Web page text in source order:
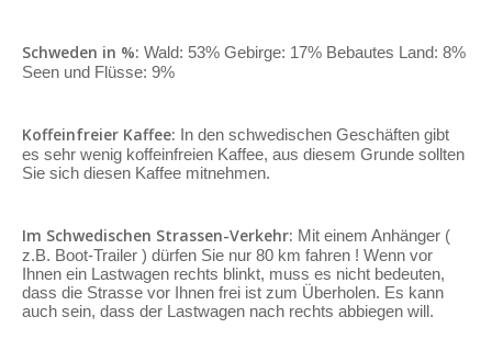
Schweden in %: Wald: 53% Gebirge: 17% Bebautes Land: 8%
Seen und Flüsse: 9%
Koffeinfreier Kaffee: In den schwedischen Geschäften gibt
es sehr wenig koffeinfreien Kaffee, aus diesem Grunde sollten
Sie sich diesen Kaffee mitnehmen.
Im Schwedischen Strassen-Verkehr: Mit einem Anhänger (
z.B. Boot-Trailer ) dürfen Sie nur 80 km fahren ! Wenn vor
Ihnen ein Lastwagen rechts blinkt, muss es nicht bedeuten,
dass die Strasse vor Ihnen frei ist zum Überholen. Es kann
auch sein, dass der Lastwagen nach rechts abbiegen will.